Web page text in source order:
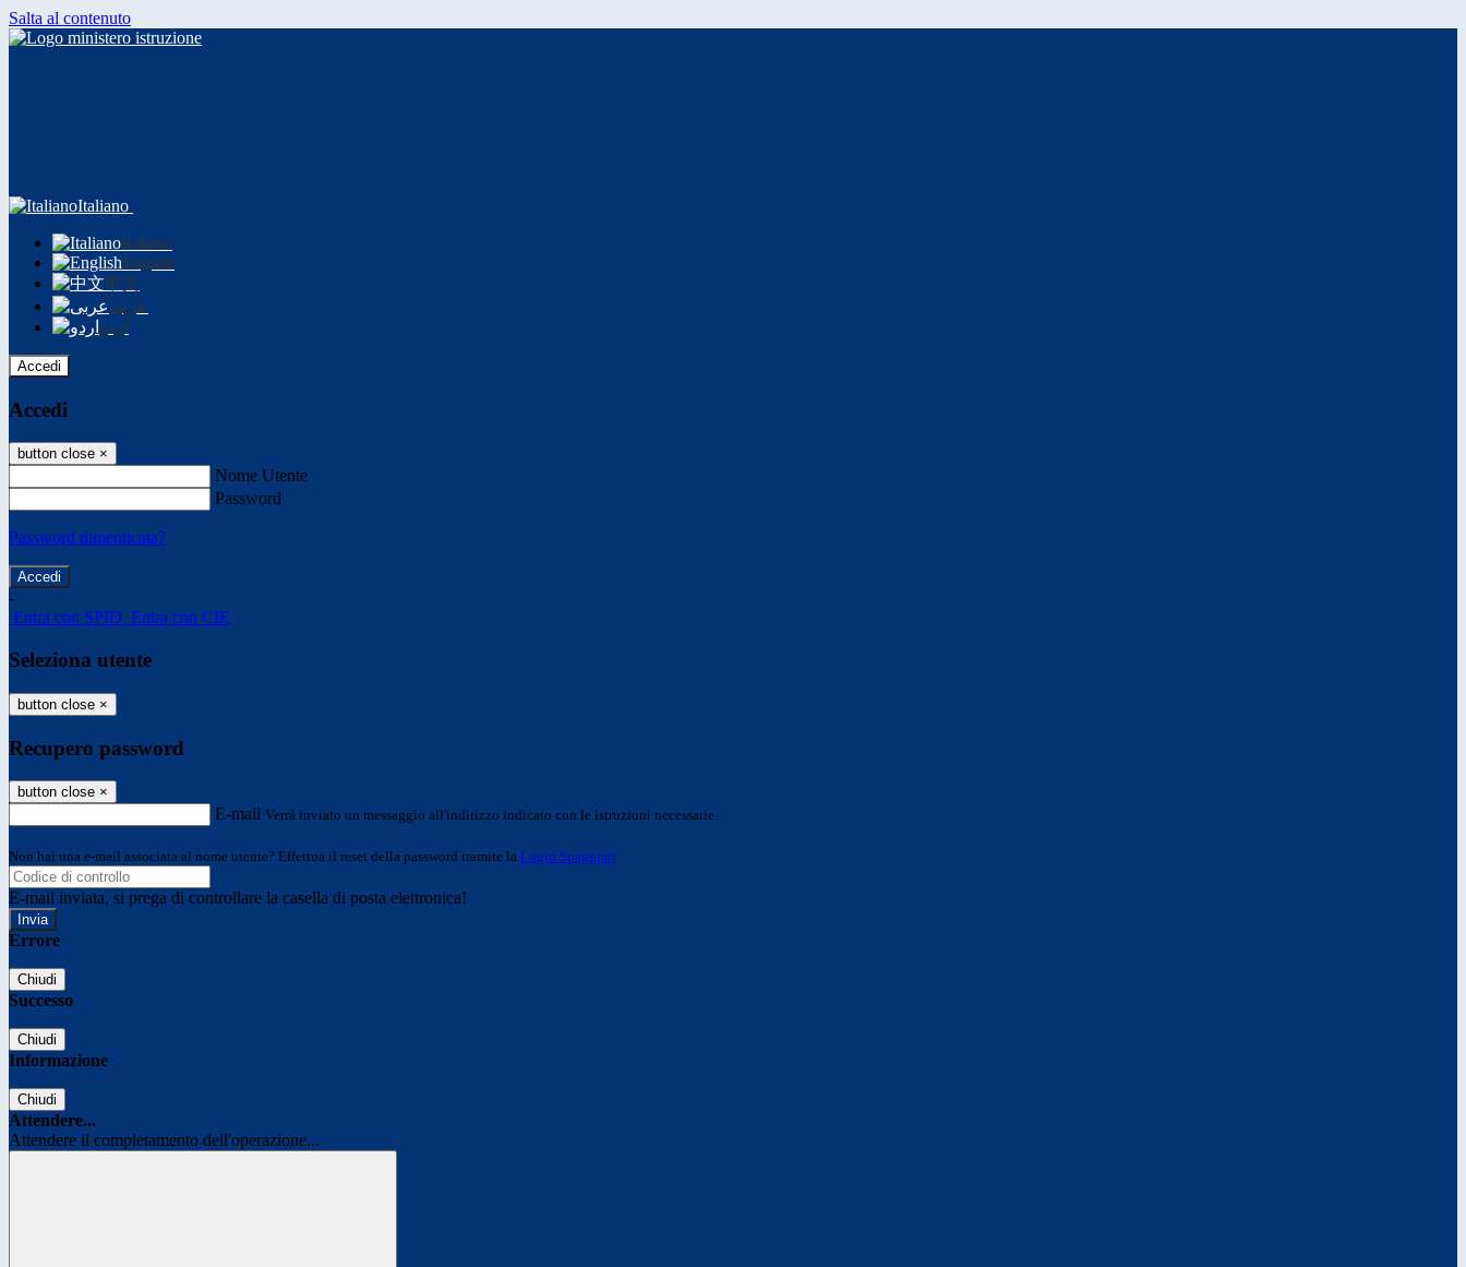
Salta al contenuto
Italiano
Italiano
English
中文
عربى
اردو
Accedi
Accedi
button close ×
Nome Utente
Password
Password dimenticata?
-
Entra con SPID Entra con CIE
Seleziona utente
button close ×
Recupero password
button close ×
E-mail Verrà inviato un messaggio all'indirizzo indicato con le istruzioni necessarie.
Non hai una e-mail associata al nome utente? Effettua il reset della password tramite la Login Spaggiari
E-mail inviata, si prega di controllare la casella di posta elettronica!
Errore
Chiudi
Successo
Chiudi
Informazione
Chiudi
Attendere...
Attendere il completamento dell'operazione...